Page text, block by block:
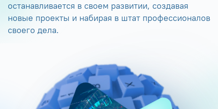
останавливается в своем развитии, создавая
новые проекты и набирая в штат профессионалов
своего дела.